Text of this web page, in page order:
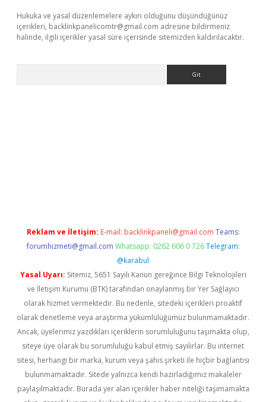
Hukuka ve yasal düzenlemelere aykırı olduğunu düşündüğünüz
içerikleri, backlinkpanelicomtr@gmail.com adresine bildirmeniz
halinde, ilgili içerikler yasal süre içerisinde sitemizden kaldırılacaktır.
Reklam ve İletişim: E-mail: backlinkpaneli@gmail.com Teams:
forumhizmeti@gmail.com Whatsapp: 0262 606 0 726 Telegram:
@karabul
Yasal Uyarı: Sitemiz, 5651 Sayılı Kanun gereğince Bilgi Teknolojileri
ve İletişim Kurumu (BTK) tarafından onaylanmış bir Yer Sağlayıcı
olarak hizmet vermektedir. Bu nedenle, sitedeki içerikleri proaktif
olarak denetleme veya araştırma yükümlülüğümüz bulunmamaktadır.
Ancak, üyelerimiz yazdıkları içeriklerin sorumluluğunu taşımakta olup,
siteye üye olarak bu sorumluluğu kabul etmiş sayılırlar. Bu internet
sitesi, herhangi bir marka, kurum veya şahıs şirketi ile hiçbir bağlantısı
bulunmamaktadır. Sitede yalnızca kendi hazırladığımız makaleler
paylaşılmaktadır. Burada yer alan içerikler haber niteliği taşımamakta